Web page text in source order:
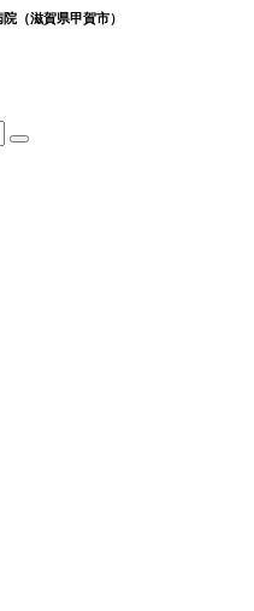
（滋賀県甲賀市）